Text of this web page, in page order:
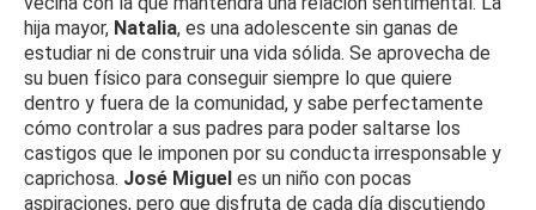
hija mayor, Natalia, es una adolescente sin ganas de
estudiar ni de construir una vida sólida. Se aprovecha de
su buen físico para conseguir siempre lo que quiere
dentro y fuera de la comunidad, y sabe perfectamente
cómo controlar a sus padres para poder saltarse los
castigos que le imponen por su conducta irresponsable y
caprichosa. José Miguel es un niño con pocas
aspiraciones, pero que disfruta de cada día discutiendo